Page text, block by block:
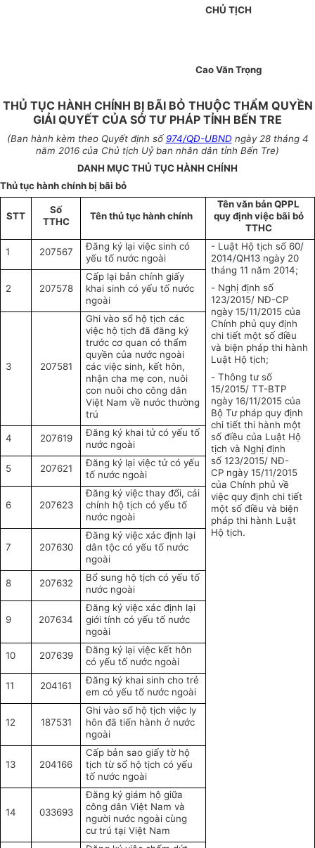
CHỦ TỊCH
Cao Văn Trọng
THỦ TỤC HÀNH CHÍNH BỊ BÃI BỎ THUỘC THẨM QUYỀN
GIẢI QUYẾT CỦA SỞ TƯ PHÁP TỈNH BẾN TRE
(Ban hành kèm theo Quyết định số974/QĐ-UBND ngày 28 tháng 4
năm 2016 của Chủ tịch Uỷ ban nhân dân tỉnh Bến Tre)
DANH MỤC THỦ TỤC HÀNH CHÍNH
Thủ tục hành chính bị bãi bỏ
STT
Số
TTHC
Tên thủ tục hành chính
Tên văn bản QPPL
quy định việc bãi bỏ
TTHC
1 207567
Đăng ký lại việc sinh có
yếu tố nước ngoài
- Luật Hộ tịch số60/
2014/QH13 ngày 20
tháng 11 năm 2014;
- Nghị định số
123/2015/ NĐ-CP
ngày 15/11/2015của
Chính phủquy định
chi tiết một sốđiều
và biện pháp thi hành
Luật Hộ tịch;
-Thông tư số
15/2015/ TT-BTP
ngày 16/11/2015của
Bộ Tư phápquy định
chi tiết thi hành một
số điều của Luật Hộ
tịch và Nghị định
số 123/2015/ NĐ-
CP ngày 15/11/2015
của Chính phủ về
việc quy định chi tiết
một số điều và biện
pháp thi hành Luật
Hộ tịch.
2 207578
Cấp lại bản chính giấy
khai sinh có yếu tố nước
ngoài
3 207581
Ghi vào sổ hộ tịch các
việc hộ tịch đã đăng ký
trước cơ quan có thẩm
quyền của nước ngoài
các việc sinh, kết hôn,
nhận cha mẹ con, nuôi
con nuôi cho công dân
Việt Nam về nước thường
trú
4 207619
Đăng ký khai tử có yếu tố
nước ngoài
5 207621
Đăng ký lại việc tử có yếu
tố nước ngoài
6 207623
Đăng ký việc thay đổi, cải
chính hộ tịch có yếu tố
nước ngoài
7 207630
Đăng ký việc xác định lại
dân tộc có yếu tố nước
ngoài
8 207632
Bổ sung hộ tịch có yếu tố
nước ngoài
9 207634
Đăng ký việc xác định lại
giới tính có yếu tố nước
ngoài
10 207639
Đăng ký lại việc kết hôn
có yếu tố nước ngoài
11 204161
Đăng ký khai sinh cho trẻ
em có yếu tố nước ngoài
12 187531
Ghi vào sổ hộ tịch việc ly
hôn đã tiến hành ở nước
ngoài
13 204166
Cấp bản sao giấy tờ hộ
tịch từ sổ hộ tịch có yếu
tố nước ngoài
14 033693
Đăng ký giám hộ giữa
công dân Việt Nam và
người nước ngoài cùng
cư trú tại Việt Nam